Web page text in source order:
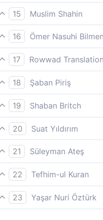
çünkü Allah´a ortak
eski müşrikçe kuruntularını
15
Muslim Shahin
(Allah'a koştukları)
edeceklerdir.
16
Ömer Nasuhi Bilmen
Ve kendilerine
17
Rowwad
Onların, Allah’a koştukları
kâfir olmuşlardır.
18
Şaban Piriş
Onların ortak
19
Shaban Britch
Onların ortak
20
Suat Yıldırım
Ortaklarından kendilerine
21
Süleyman Ateş
(Allah'a) ortak(koştukları
22
Tefhim-ul Kuran
(Allah´a eş koştukları)
23
Yaşar Nuri Öztürk